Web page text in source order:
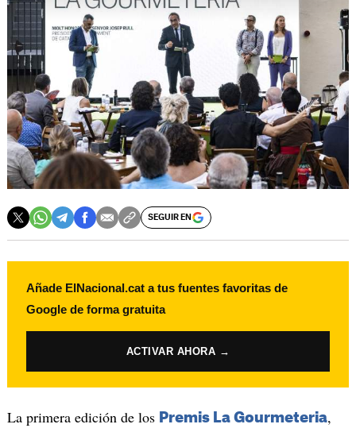
SEGUIR EN
Añade ElNacional.cat a tus fuentes favoritas de
Google de forma gratuita
ACTIVAR AHORA →
La primera edición de los Premis La Gourmeteria,